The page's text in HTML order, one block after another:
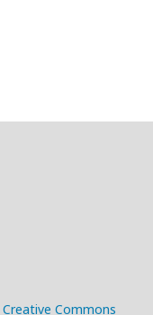
Creative Commons